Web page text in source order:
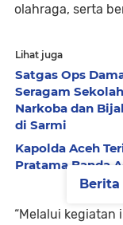
olahraga, serta
Lihat juga
Satgas Ops
Seragam
Narkoba dan
di Sarmi
Kapolda Aceh
Pratama Banda
“Melalui kegiatan